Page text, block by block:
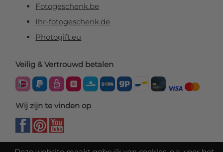
Fotogeschenk.be
Ihr-fotogeschenk.de
Photogift.eu
Veilig & Vertrouwd betalen
Wij zijn te vinden op